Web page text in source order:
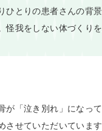
ひとりの患者さんの背
我をしない体づくり
が「泣き別れ」になっ
せていただいています